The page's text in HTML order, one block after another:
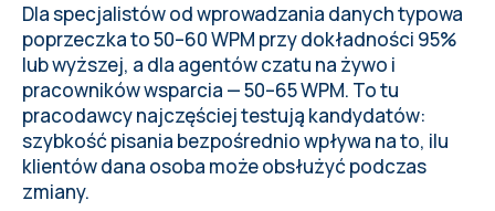
Dla specjalistów od wprowadzania danych typowa
poprzeczka to 50–60 WPM przy dokładności 95%
lub wyższej, a dla agentów czatu na żywo i
pracowników wsparcia — 50–65 WPM. To tu
pracodawcy najczęściej testują kandydatów:
szybkość pisania bezpośrednio wpływa na to, ilu
klientów dana osoba może obsłużyć podczas
zmiany.